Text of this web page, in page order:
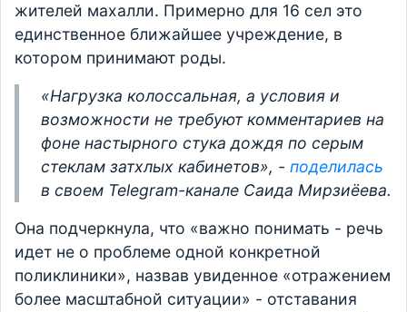
жителей махалли. Примерно для 16 сел это
единственное ближайшее учреждение, в
котором принимают роды.
«Нагрузка колоссальная, а условия и
возможности не требуют комментариев на
фоне настырного стука дождя по серым
стеклам затхлых кабинетов», - поделилась
в своем Telegram-канале Саида Мирзиёева.
Она подчеркнула, что «важно понимать - речь
идет не о проблеме одной конкретной
поликлиники», назвав увиденное «отражением
более масштабной ситуации» - отставания